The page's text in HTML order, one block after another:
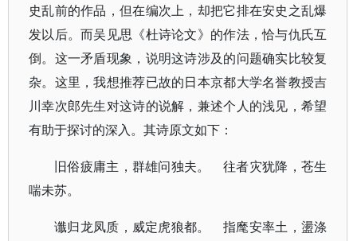
史乱前的作品，但在编次上，却把它排在安史之乱爆
发以后。而吴见思《杜诗论文》的作法，恰与仇氏互
倒。这一矛盾现象，说明这诗涉及的问题确实比较复
杂。这里，我想推荐已故的日本京都大学名誉教授吉
川幸次郎先生对这诗的说解，兼述个人的浅见，希望
有助于探讨的深入。其诗原文如下：
旧俗疲庸主，群雄问独夫。 往者灾犹降，苍生
喘未苏。
谶归龙凤质，威定虎狼都。 指麾安率土，盪涤